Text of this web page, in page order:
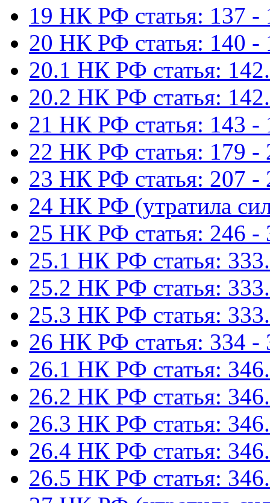
19 НК РФ статья: 137 -
20 НК РФ статья: 140 -
20.1 НК РФ статья:
20.2 НК РФ статья:
21 НК РФ статья: 143 -
22 НК РФ статья: 179 -
23 НК РФ статья: 207 -
24 НК РФ (утратила
25 НК РФ статья: 246 -
25.1 НК РФ статья:
25.2 НК РФ статья:
25.3 НК РФ статья:
26 НК РФ статья: 334 -
26.1 НК РФ статья:
26.2 НК РФ статья:
26.3 НК РФ статья:
26.4 НК РФ статья:
26.5 НК РФ статья: